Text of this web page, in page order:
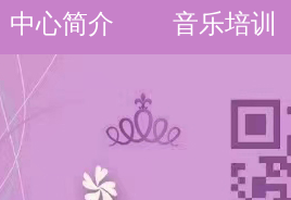
中心简介 音乐培训